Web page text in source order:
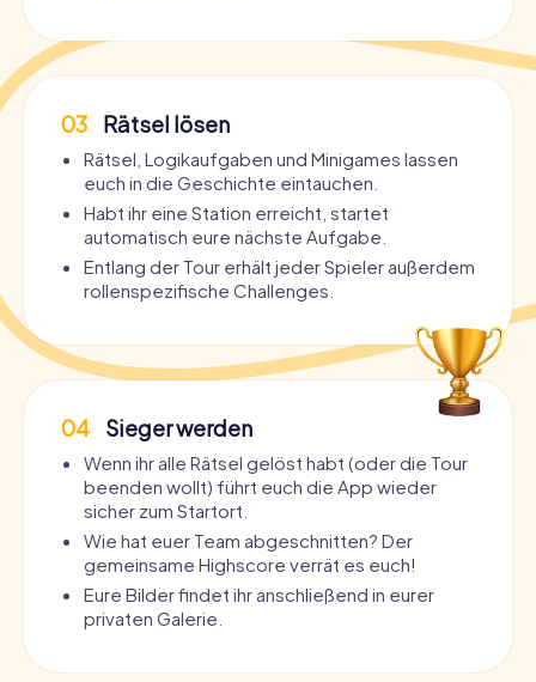
03 Rätsel lösen
Rätsel, Logikaufgaben und Minigames lassen
euch in die Geschichte eintauchen.
Habt ihr eine Station erreicht, startet
automatisch eure nächste Aufgabe.
Entlang der Tour erhält jeder Spieler außerdem
rollenspezifische Challenges.
04 Sieger werden
Wenn ihr alle Rätsel gelöst habt (oder die Tour
beenden wollt) führt euch die App wieder
sicher zum Startort.
Wie hat euer Team abgeschnitten? Der
gemeinsame Highscore verrät es euch!
Eure Bilder findet ihr anschließend in eurer
privaten Galerie.